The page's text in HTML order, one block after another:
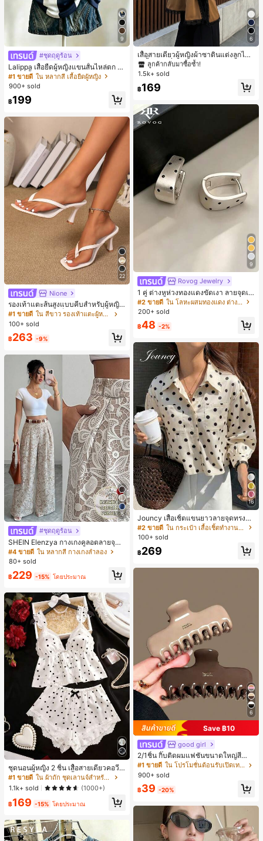
9
#ชุดฤดูร้อน
Lalippa เสื้อยืดผู้หญิงแขนสั้นไหล่ตก ค
อวีปกเสื้อ ลายพิมพ์ดิจิทัลลายทาง สไตล์
สปอร์ตแฟชั่นมินิมอล ของขวัญสำหรับเ
พื่อน
#1 ขายดี ใน หลากสี เสื้อยืดผู้หญิง
900+ sold
฿199
22
Nione
รองเท้าแตะส้นสูงแบบคีบสำหรับผู้หญิง
สไตล์คลาสสิก สีบล็อก สไตล์แฟรี่ฤดูร้อ
น ส้นเข็ม รองเท้าแตะแบบคีบ รองเท้าแ
ตะชายหาดแฟชั่นสายไขว้ รองเท้าผู้ห
ญิง สำหรับออฟฟิศ บ้าน กลางแจ้ง ดีไซ
น์หัวเหลี่ยม ชิคและหรูหรา สำหรับเดทไ
นท์
#1 ขายดี
ใน สีขาว รองเท้าแตะผู้หญิง
100+ sold
฿263 -9%
5
#ชุดฤดูร้อน
SHEIN Elenzya กางเกงคูลอตลายจุดเ
อวสูงแบบใหม่สำหรับฤดูใบไม้ผลิ/ฤดูร้อ
น, สไตล์หรูหราเหมาะสำหรับใส่ในชีวิต
ทจสำหรับฤดูรับปริญญา, เทศกาลดนตร
#4 ขายดี ใน หลากสี กางเกงลำลอง
80+ sold
฿229 -15% โดยประมาณ
ชุดนอนผู้หญิง 2 ชิ้น เสื้อสายเดี่ยวคอวีลู
กไม้ พร้อมกางเกงขาสั้นแต่งลูกไม้ แต่ง
โบว์ที่เอว ชุดลำลองผู้หญิงนุ่มสบายน่ารั
ก สไตล์เอสเธติก
#1 ขายดี
ใน ผ้าถัก ชุดเลานจ์สำหรับผู้หญิง
1.1k+ sold
(1000+)
฿169 -15% โดยประมาณ
6
เสื้อสายเดี่ยวผู้หญิงผ้าซาตินแต่งลูกไม้
- เสื้อสายเดี่ยวฤดูร้อนสีคากีมีรอยผ่าด้า
นข้างที่น่าดึงดูดแบบสบายๆ
#1 ขายดี
ใน สีกากี เสื้อสตรี เสื้อเบลาส์ & Tee
ลูกค้ากลับมาซื้อซ้ำ!
#1 ขายดี
ลูกค้ากลับมาซื้อซ้ำ!
#1 ขายดี
ลูกค้ากลับมาซื้อซ้ำ!
#1 ขายดี
ใน สีกากี เสื้อสตรี เสื้อเบลาส์ & Tee
1.5k+ sold
฿169
9
Rovog Jewelry
1 คู่ ต่างหูห่วงทองแดงขัดเงา ลายจุดเร
ขาคณิตสไตล์มินิมอล เหมาะสำหรับสว
มใส่ประจำวันแบบสบายๆ สำหรับผู้หญิง
#2 ขายดี
ใน โลหะผสมทองแดง ต่างหูผู้หญิง
200+ sold
฿48 -2%
16
Jouncy เสื้อเชิ้ตแขนยาวลายจุดทรงหล
วมสำหรับผู้หญิง
#2 ขายดี
ใน กระเป๋า เสื้อเชิ้ตทำงานมีกระเป๋า
100+ sold
฿269
6
Save ฿10
good girl
2/1ชิ้น กิ๊บติดผมแฟชั่นขนาดใหญ่สีน้ำ
ตาลชานมสำหรับผู้หญิง เหมาะสำหรับก
ารอาบน้ำ ล้างหน้า และจัดแต่งทรงผม
#1 ขายดี
ใน โปรโมชั่นต้อนรับเปิดเทอม เครื่องประดับผมผู้หญิง
900+ sold
฿39 -20%